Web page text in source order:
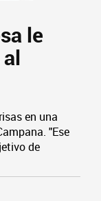
le
en una
"Ese
de